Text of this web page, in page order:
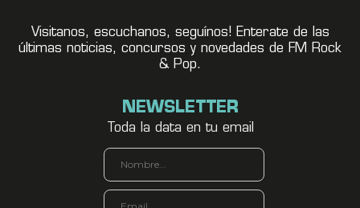
Visitanos, escuchanos, seguínos! Enterate de las
últimas noticias, concursos y novedades de FM Rock
& Pop.
NEWSLETTER
Toda la data en tu email